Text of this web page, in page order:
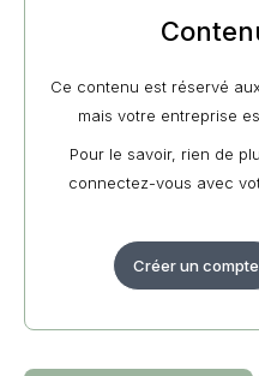
Ce contenu est réservé
mais votre entreprise
Pour le savoir, rien de
connectez-vous avec
Créer un compte